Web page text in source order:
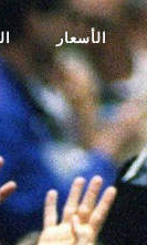
الأسعار